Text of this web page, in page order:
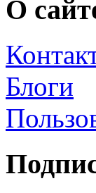
О
Блоги